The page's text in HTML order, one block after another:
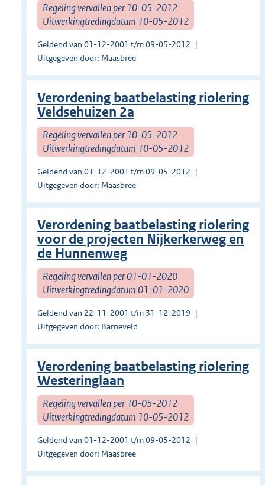
Regeling vervallen per 10-05-2012
Uitwerkingtredingdatum 10-05-2012
Geldend van 01-12-2001 t/m 09-05-2012
Uitgegeven door: Maasbree
Verordening baatbelasting riolering
Veldsehuizen 2a
Regeling vervallen per 10-05-2012
Uitwerkingtredingdatum 10-05-2012
Geldend van 01-12-2001 t/m 09-05-2012
Uitgegeven door: Maasbree
Verordening baatbelasting riolering
voor de projecten Nijkerkerweg en
de Hunnenweg
Regeling vervallen per 01-01-2020
Uitwerkingtredingdatum 01-01-2020
Geldend van 22-11-2001 t/m 31-12-2019
Uitgegeven door: Barneveld
Verordening baatbelasting riolering
Westeringlaan
Regeling vervallen per 10-05-2012
Uitwerkingtredingdatum 10-05-2012
Geldend van 01-12-2001 t/m 09-05-2012
Uitgegeven door: Maasbree